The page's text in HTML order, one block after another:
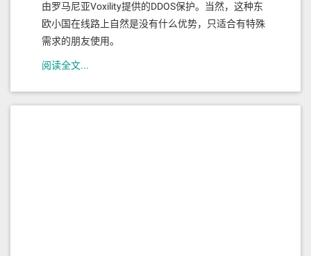
由罗马尼亚Voxility提供的DDOS保护。当然，这种东
欧小国在线路上自然是没有什么优势，只适合有特殊
需求的朋友使用。
阅读全文...